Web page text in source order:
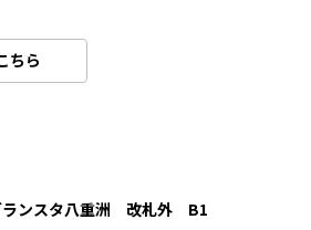
ちら
ランスタ八重洲 改札外 B1